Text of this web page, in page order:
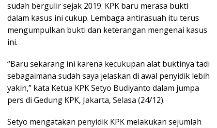
sudah bergulir sejak 2019. KPK baru merasa bukti
dalam kasus ini cukup. Lembaga antirasuah itu terus
mengumpulkan bukti dan keterangan mengenai kasus
ini.
“Baru sekarang ini karena kecukupan alat buktinya tadi
sebagaimana sudah saya jelaskan di awal penyidik lebih
yakin,” kata Ketua KPK Setyo Budiyanto dalam jumpa
pers di Gedung KPK, Jakarta, Selasa (24/12).
Setyo mengatakan penyidik KPK melakukan sejumlah